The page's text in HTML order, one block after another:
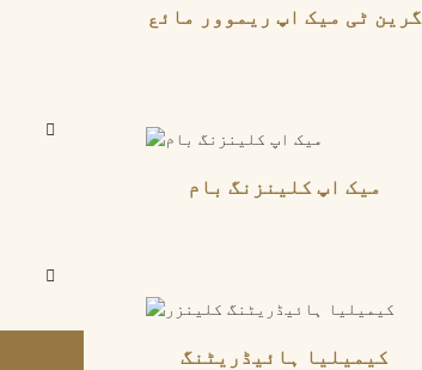
گرین ٹی میک اپ ریموور مائع
میک اپ کلینزنگ بام
کیمیلیا ہائیڈریٹنگ